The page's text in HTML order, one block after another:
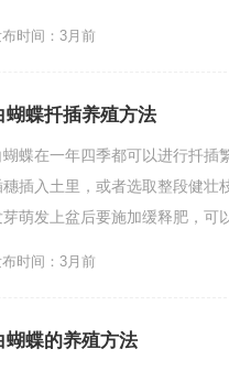
时间：3月前
蝴蝶扦插养殖方法
蝴蝶在一年四季都可以进行扦插
穗插入土里，或者选取整段健壮
芽萌发上盆后要施加缓释肥，可
时间：3月前
蝴蝶的养殖方法